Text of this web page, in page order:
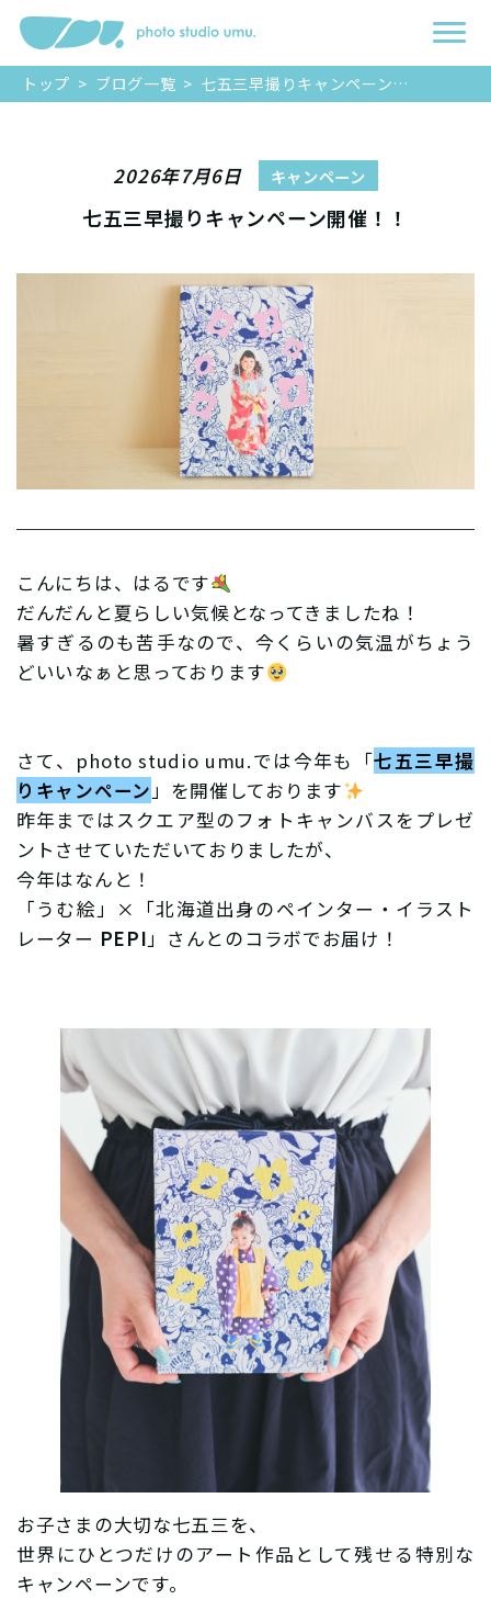
トップ > ブログ一覧 > 七五三早撮りキャンペーン開催！！
2026年7月6日 キャンペーン
七五三早撮りキャンペーン開催！！
こんにちは、はるです
だんだんと夏らしい気候となってきましたね！
暑すぎるのも苦手なので、今くらいの気温がちょう
どいいなぁと思っております
さて、photo studio umu.では今年も「七五三早撮
りキャンペーン」を開催しております
昨年まではスクエア型のフォトキャンバスをプレゼ
ントさせていただいておりましたが、
今年はなんと！
「うむ絵」×「北海道出身のペインター・イラスト
レーター PEPI」さんとのコラボでお届け！
お子さまの大切な七五三を、
世界にひとつだけのアート作品として残せる特別な
キャンペーンです。